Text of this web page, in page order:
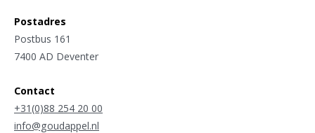
Postadres
Postbus 161
7400 AD Deventer
Contact
+31(0)88 254 20 00
info@goudappel.nl